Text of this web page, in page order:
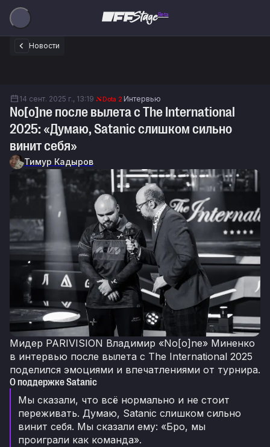
Beta
Новости
14 сент. 2025 г., 13:19 Dota 2 Интервью
No[o]ne после вылета с The International
2025: «Думаю, Satanic слишком сильно
винит себя»
Тимур Кадыров
Мидер PARIVISION Владимир «No[o]ne» Миненко
в интервью после вылета с The International 2025
поделился эмоциями и впечатлениями от турнира.
О поддержке Satanic
Мы сказали, что всё нормально и не стоит
переживать. Думаю, Satanic слишком сильно
винит себя. Мы сказали ему: «Бро, мы
проиграли как команда».